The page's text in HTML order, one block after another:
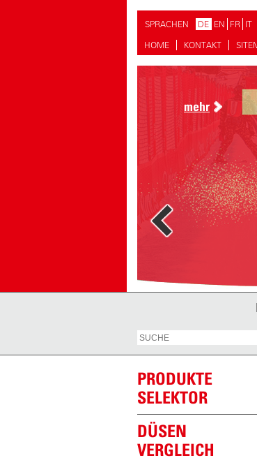
SPRACHEN DE EN FR IT
HOME
KONTAKT
mehr
mehr
PRODUKTE
SELEKTOR
DÜSEN
VERGLEICH